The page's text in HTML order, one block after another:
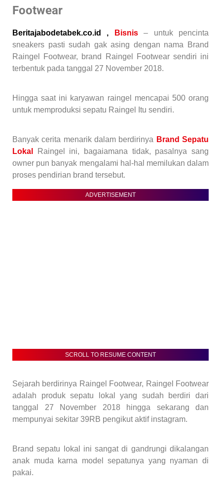
Footwear
Beritajabodetabek.co.id , Bisnis– untuk pencinta
sneakers pasti sudah gak asing dengan nama Brand
Raingel Footwear, brand Raingel Footwear sendiri ini
terbentuk pada tanggal 27 November 2018.
Hingga saat ini karyawan raingel mencapai 500 orang
untuk memproduksi sepatu Raingel Itu sendiri.
Banyak cerita menarik dalam berdirinya Brand Sepatu
Lokal
Raingel ini, bagaiamana tidak, pasalnya sang
owner pun banyak mengalami hal-hal memilukan dalam
proses pendirian brand tersebut.
ADVERTISEMENT
SCROLL TO RESUME CONTENT
Sejarah berdirinya Raingel Footwear, Raingel Footwear
adalah produk sepatu lokal yang sudah berdiri dari
tanggal 27 November 2018 hingga sekarang dan
mempunyai sekitar 39RB pengikut aktif instagram.
Brand sepatu lokal ini sangat di gandrungi dikalangan
anak muda karna model sepatunya yang nyaman di
pakai.